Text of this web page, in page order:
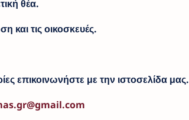
θέα.
και τις οικοσκευές.
επικοινωνήστε με την ιστοσελίδα μας.